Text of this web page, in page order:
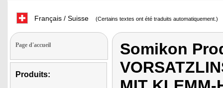
Français / Suisse (Certains textes ont été traduits automatiquement.)
Page d'accueil
Produits:
Somikon